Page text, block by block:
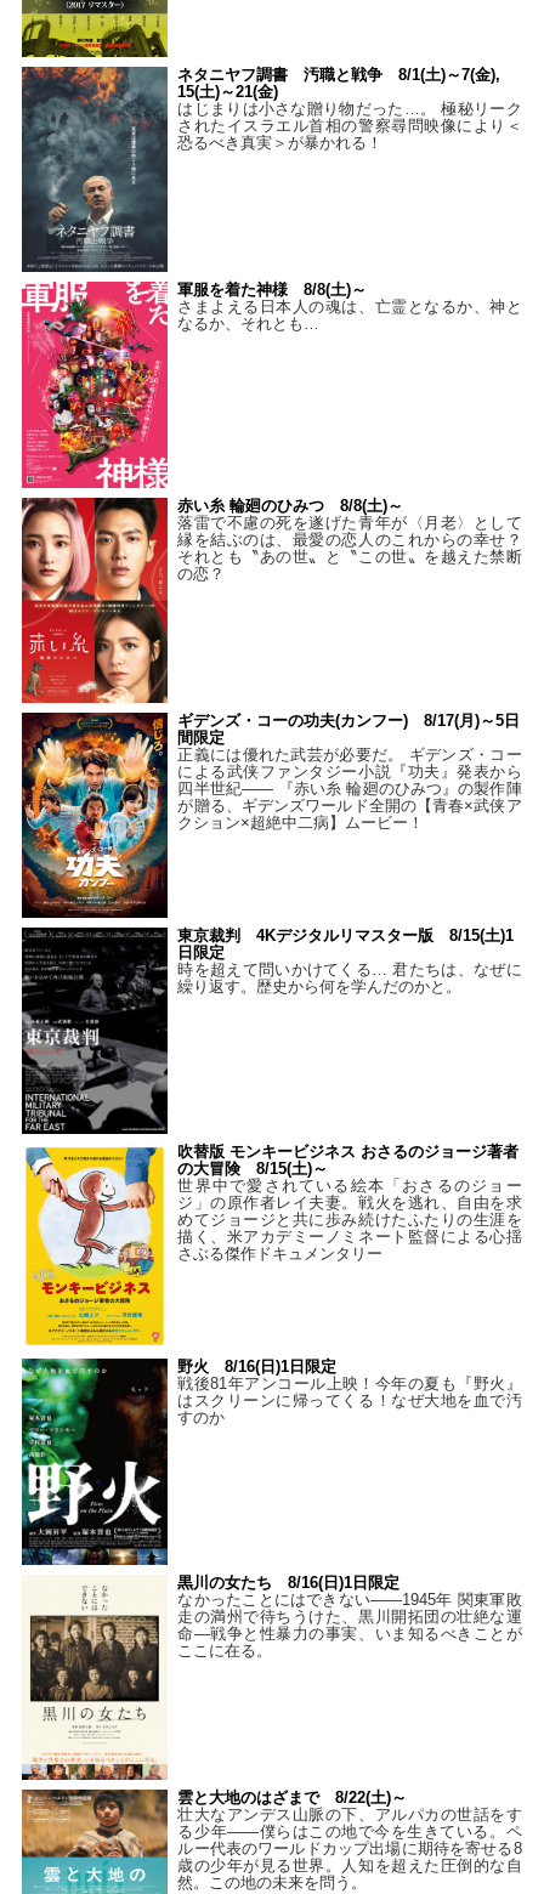
ネタニヤフ調書 汚職と戦争 8/1(土)～7(金),
15(土)～21(金)
はじまりは小さな贈り物だった…。 極秘リーク
されたイスラエル首相の警察尋問映像により＜
恐るべき真実＞が暴かれる！
軍服を着た神様 8/8(土)～
さまよえる日本人の魂は、亡霊となるか、神と
なるか、それとも…
赤い糸 輪廻のひみつ 8/8(土)～
落雷で不慮の死を遂げた青年が〈月老〉として
縁を結ぶのは、最愛の恋人のこれからの幸せ？
それとも〝あの世〟と〝この世〟を越えた禁断
の恋？
ギデンズ・コーの功夫(カンフー) 8/17(月)～5日
間限定
正義には優れた武芸が必要だ。 ギデンズ・コー
による武侠ファンタジー小説『功夫』発表から
四半世紀―― 『赤い糸 輪廻のひみつ』の製作陣
が贈る、ギデンズワールド全開の【青春×武侠ア
クション×超絶中二病】ムービー！
東京裁判 4Kデジタルリマスター版 8/15(土)1
日限定
時を超えて問いかけてくる… 君たちは、なぜに
繰り返す。歴史から何を学んだのかと。
吹替版 モンキービジネス おさるのジョージ著者
の大冒険 8/15(土)～
世界中で愛されている絵本「おさるのジョー
ジ」の原作者レイ夫妻。戦火を逃れ、自由を求
めてジョージと共に歩み続けたふたりの生涯を
描く、米アカデミーノミネート監督による心揺
さぶる傑作ドキュメンタリー
野火 8/16(日)1日限定
戦後81年アンコール上映！今年の夏も『野火』
はスクリーンに帰ってくる！なぜ大地を血で汚
すのか
黒川の女たち 8/16(日)1日限定
なかったことにはできない——1945年 関東軍敗
走の満州で待ちうけた、黒川開拓団の壮絶な運
命―戦争と性暴力の事実、いま知るべきことが
ここに在る。
雲と大地のはざまで 8/22(土)～
壮大なアンデス山脈の下、アルパカの世話をす
る少年――僕らはこの地で今を生きている。ペ
ルー代表のワールドカップ出場に期待を寄せる8
歳の少年が見る世界。人知を超えた圧倒的な自
然。この地の未来を問う。